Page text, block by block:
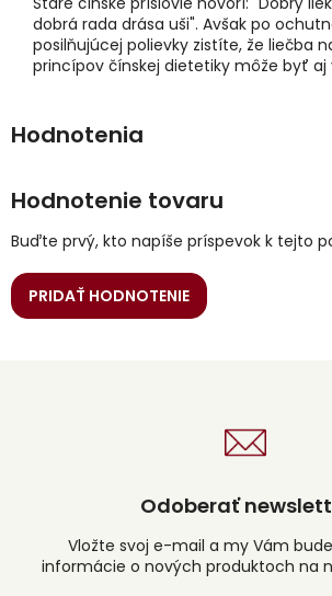
dobrá rada drása uši". Avšak po
posilňujúcej polievky zistíte, že liečba
princípov čínskej dietetiky môže byť
Hodnotenie tovaru
Buďte prvý, kto napíše príspevok k tejto
PRIDAŤ HODNOTENIE
Odoberať
Vložte svoj e-mail a my Vám
informácie o nových produktoch na